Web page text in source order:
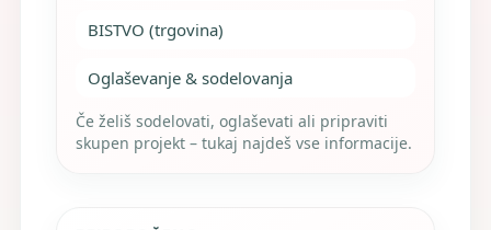
BISTVO (trgovina)
Oglaševanje & sodelovanja
Če želiš sodelovati, oglaševati ali pripraviti
skupen projekt – tukaj najdeš vse informacije.